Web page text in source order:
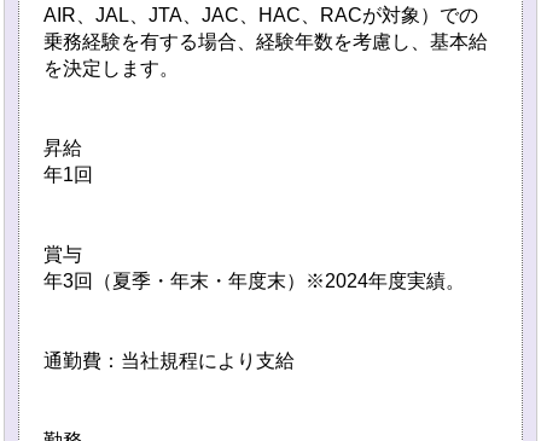
AIR、JAL、JTA、JAC、HAC、RACが対象）での
乗務経験を有する場合、経験年数を考慮し、基本給
を決定します。
昇給
年1回
賞与
年3回（夏季・年末・年度末）※2024年度実績。
通勤費：当社規程により支給